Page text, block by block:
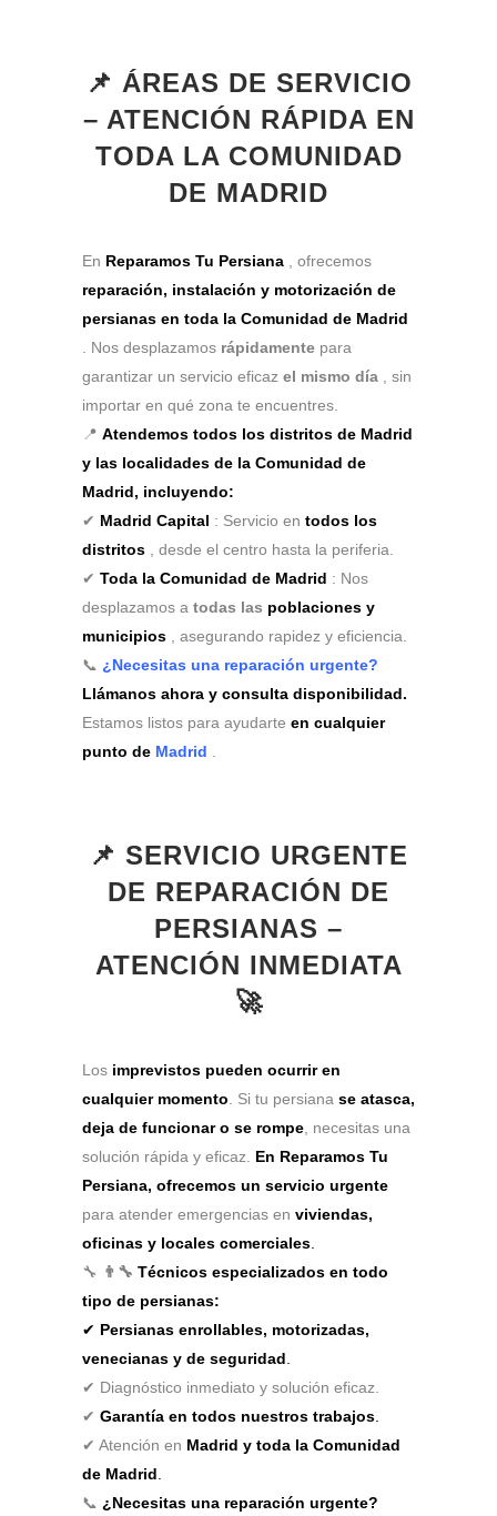
📌 ÁREAS DE SERVICIO
– ATENCIÓN RÁPIDA EN
TODA LA COMUNIDAD
DE MADRID
En Reparamos Tu Persiana , ofrecemos
reparación, instalación y motorización de
persianas en toda la Comunidad de Madrid
. Nos desplazamos rápidamente para
garantizar un servicio eficaz el mismo día , sin
importar en qué zona te encuentres.
📍 Atendemos todos los distritos de Madrid
y las localidades de la Comunidad de
Madrid, incluyendo:
✔ Madrid Capital : Servicio en todos los
distritos , desde el centro hasta la periferia.
✔ Toda la Comunidad de Madrid : Nos
desplazamos a todas las poblaciones y
municipios , asegurando rapidez y eficiencia.
📞 ¿Necesitas una reparación urgente?
Llámanos ahora y consulta disponibilidad.
Estamos listos para ayudarte en cualquier
punto de Madrid .
📌 SERVICIO URGENTE
DE REPARACIÓN DE
PERSIANAS –
ATENCIÓN INMEDIATA
🚀
Los imprevistos pueden ocurrir en
cualquier momento. Si tu persiana se atasca,
deja de funcionar o se rompe, necesitas una
solución rápida y eficaz. En Reparamos Tu
Persiana, ofrecemos un servicio urgente
para atender emergencias en viviendas,
oficinas y locales comerciales.
🔧 👨‍🔧 Técnicos especializados en todo
tipo de persianas:
✔ Persianas enrollables, motorizadas,
venecianas y de seguridad.
✔ Diagnóstico inmediato y solución eficaz.
✔ Garantía en todos nuestros trabajos.
✔ Atención en Madrid y toda la Comunidad
de Madrid.
📞 ¿Necesitas una reparación urgente?